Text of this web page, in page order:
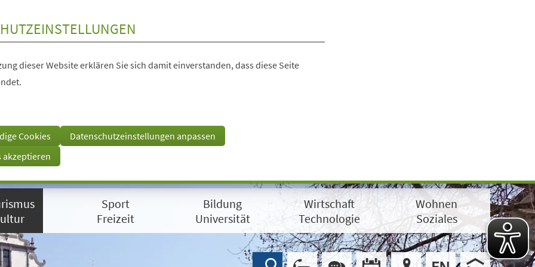
dieser Website erklären Sie sich damit einverstanden, dass diese Seite
Cookies
Datenschutzeinstellungen anpassen
akzeptieren
Sport
Freizeit
Bildung
Universität
Wirtschaft
Technologie
Wohnen
Soziales